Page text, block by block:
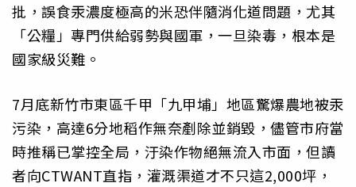
批，誤食汞濃度極高的米恐伴隨消化道問題，尤其
「公糧」專門供給弱勢與國軍，一旦染毒，根本是
國家級災難。
7月底新竹市東區千甲「九甲埔」地區驚爆農地被汞
污染，高達6分地稻作無奈剷除並銷毀，儘管市府當
時推稱已掌控全局，汙染作物絕無流入市面，但讀
者向CTWANT直指，灌溉渠道才不只這2,000坪，